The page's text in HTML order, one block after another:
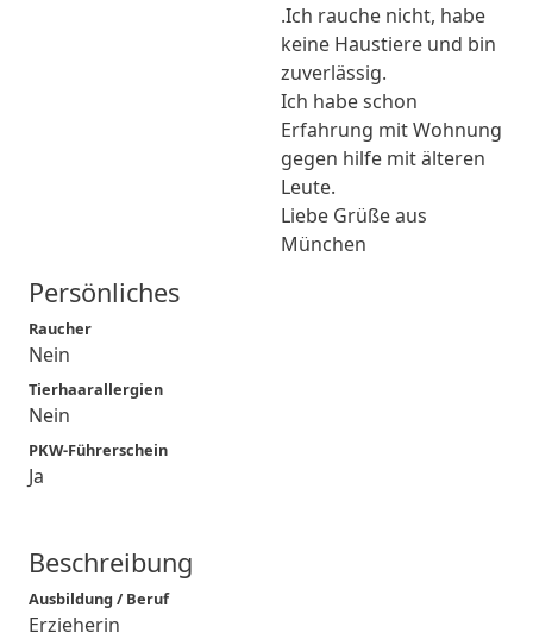
.Ich rauche nicht, habe
keine Haustiere und bin
zuverlässig.
Ich habe schon
Erfahrung mit Wohnung
gegen hilfe mit älteren
Leute.
Liebe Grüße aus
München
Persönliches
Raucher
Nein
Tierhaarallergien
Nein
PKW-Führerschein
Ja
Beschreibung
Ausbildung / Beruf
Erzieherin